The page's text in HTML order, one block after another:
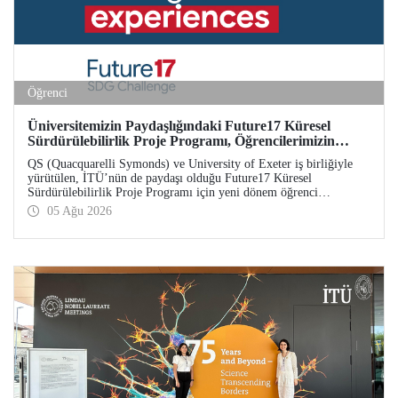
Öğrenci
Üniversitemizin Paydaşlığındaki Future17 Küresel
Sürdürülebilirlik Proje Programı, Öğrencilerimizin
Başvurularını Bekliyor
QS (Quacquarelli Symonds) ve University of Exeter iş birliğiyle
yürütülen, İTÜ’nün de paydaşı olduğu Future17 Küresel
Sürdürülebilirlik Proje Programı için yeni dönem öğrenci
başvuruları açıldı. Başvurular için son gün 31 Ağustos!
05 Ağu 2026